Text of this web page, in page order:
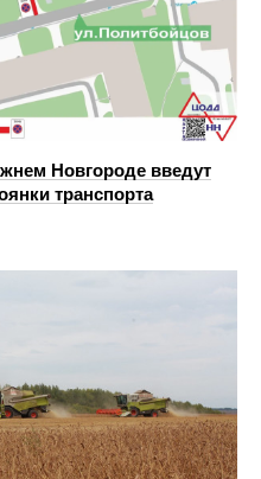
Новгороде введут
транспорта